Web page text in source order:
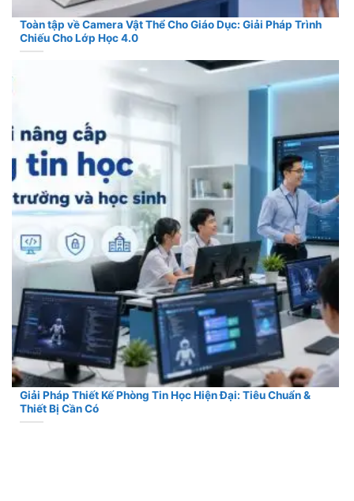
Toàn tập về Camera Vật Thể Cho Giáo Dục: Giải Pháp Trình
Chiếu Cho Lớp Học 4.0
Giải Pháp Thiết Kế Phòng Tin Học Hiện Đại: Tiêu Chuẩn &
Thiết Bị Cần Có